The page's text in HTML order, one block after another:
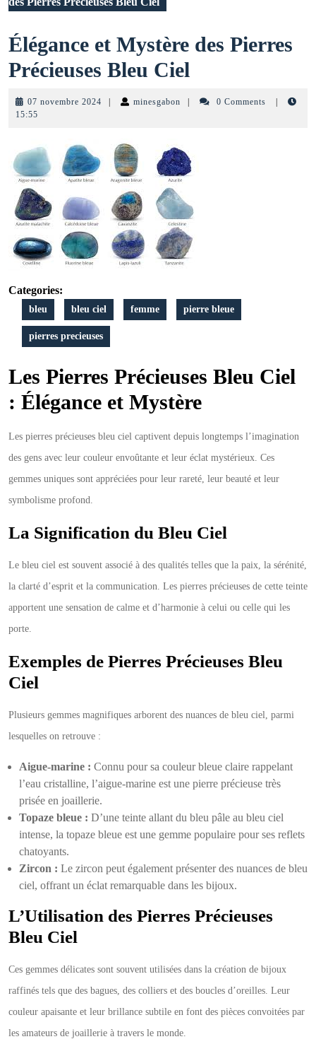
Élégance et Mystère des Pierres
Précieuses Bleu Ciel
et
Pierres
Bleu
Ciel
07 novembre 2024 07
minesgabon minesgabon0 Comments
15:55
Categories:
bleu bleu ciel femme pierre bleue
pierres precieuses
Les Pierres Précieuses Bleu Ciel
: Élégance et Mystère
Les pierres précieuses bleu ciel captivent depuis longtemps l’imagination
des gens avec leur couleur envoûtante et leur éclat mystérieux. Ces
gemmes uniques sont appréciées pour leur rareté, leur beauté et leur
symbolisme profond.
La Signification du Bleu Ciel
Le bleu ciel est souvent associé à des qualités telles que la paix, la sérénité,
la clarté d’esprit et la communication. Les pierres précieuses de cette teinte
apportent une sensation de calme et d’harmonie à celui ou celle qui les
porte.
Exemples de Pierres Précieuses Bleu
Ciel
Plusieurs gemmes magnifiques arborent des nuances de bleu ciel, parmi
lesquelles on retrouve :
Aigue-marine : Connu pour sa couleur bleue claire rappelant
l’eau cristalline, l’aigue-marine est une pierre précieuse très
prisée en joaillerie.
Topaze bleue : D’une teinte allant du bleu pâle au bleu ciel
intense, la topaze bleue est une gemme populaire pour ses reflets
chatoyants.
Zircon : Le zircon peut également présenter des nuances de bleu
ciel, offrant un éclat remarquable dans les bijoux.
L’Utilisation des Pierres Précieuses
Bleu Ciel
Ces gemmes délicates sont souvent utilisées dans la création de bijoux
raffinés tels que des bagues, des colliers et des boucles d’oreilles. Leur
couleur apaisante et leur brillance subtile en font des pièces convoitées par
les amateurs de joaillerie à travers le monde.